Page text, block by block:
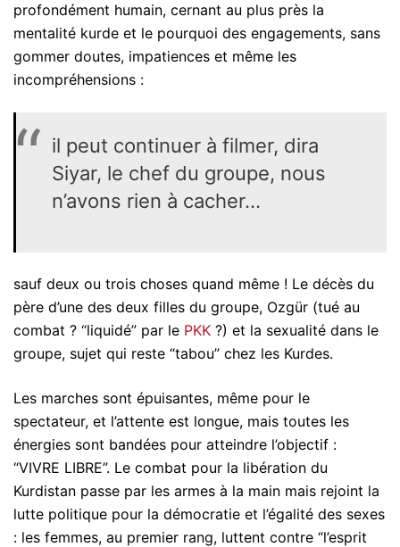
profondément humain, cernant au plus près la
mentalité kurde et le pourquoi des engagements, sans
gommer doutes, impatiences et même les
incompréhensions :
il peut continuer à filmer, dira
Siyar, le chef du groupe, nous
n’avons rien à cacher…
sauf deux ou trois choses quand même ! Le décès du
père d’une des deux filles du groupe, Ozgür (tué au
combat ? “liquidé” par le PKK ?) et la sexualité dans le
groupe, sujet qui reste “tabou” chez les Kurdes.
Les marches sont épuisantes, même pour le
spectateur, et l’attente est longue, mais toutes les
énergies sont bandées pour atteindre l’objectif :
“VIVRE LIBRE”. Le combat pour la libération du
Kurdistan passe par les armes à la main mais rejoint la
lutte politique pour la démocratie et l’égalité des sexes
: les femmes, au premier rang, luttent contre “l’esprit